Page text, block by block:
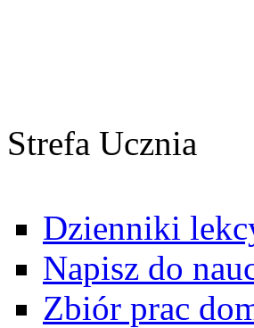
Strefa Ucznia
Dzienniki
Napisz do
Zbiór prac